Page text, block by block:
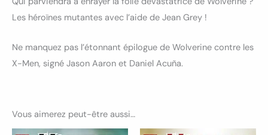
Les héroïnes mutantes avec l’aide de Jean Grey !
Ne manquez pas l’étonnant épilogue de Wolverine contre les
X-Men, signé Jason Aaron et Daniel Acuña.
Vous aimerez peut-être aussi…